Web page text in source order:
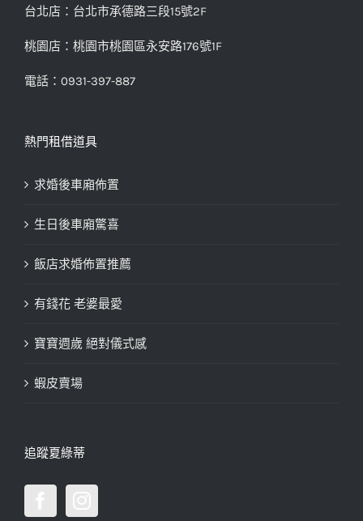
台北店：台北市承德路三段15號2F
桃園店：桃園市桃園區永安路176號1F
電話：0931-397-887
熱門租借道具
求婚後車廂佈置
生日後車廂驚喜
飯店求婚佈置推薦
有錢花 老婆最愛
寶寶週歲 絕對儀式感
蝦皮賣場
追蹤夏綠蒂